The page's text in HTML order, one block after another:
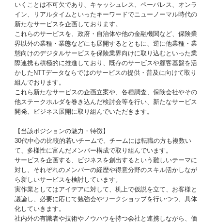
いくことは不可欠であり、キャッシュレス、ペーパレス、オンラ
イン、リアルタイムといったキーワードでニューノーマル時代の
新たなサービスを企画しております。
これらのサービスを、政府・自治体や他の金融機関など、保険業
界以外の業種・業態などにも展開するとともに、逆に他業種・業
態向けのデジタルサービスを保険業界向けに取り込むといった業
際連携も積極的に推進しており、既存のサービスや顧客基盤を活
かしたNTTデータならではのサービスの提供・普及に向けて取り
組んでおります。
これら新たなサービスの企画立案や、各種調査、保険会社やその
他ステークホルダを巻き込んだ検討会等を行い、新たなサービス
開発、ビジネス展開に取り組んでいただきます。
【当該ポジションの魅力・特徴】
30代中心の比較的若いチームで、チームには転職の方も複数い
て、多様性に富んだメンバー構成で取り組んでいます。
サービスを企画する、ビジネスを創出するという難しいテーマに
対し、それぞれのメンバーの経歴や得意分野のスキル活かしなが
ら新しいサービスを検討しています。
実作業としてはアイデアに対して、机上で仮説を立て、お客様と
議論し、必要に応じて勉強会やワークショップを行いつつ、具体
化していきます。
社内外の有識者や技術やノウハウを持つ会社と連携しながら、価